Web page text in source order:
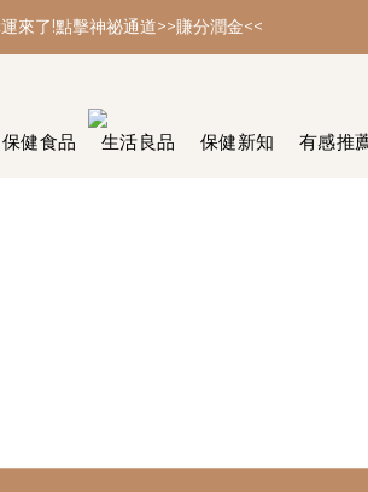
來了!點擊神祕通道>>賺分潤金<<
來了!點擊神祕通道>>賺分潤金<<
來了!點擊神祕通道>>賺分潤金<<
保健食品 生活良品 保健新知 有感推